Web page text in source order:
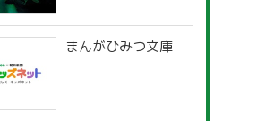
探究ガイド
まんがひみつ文庫